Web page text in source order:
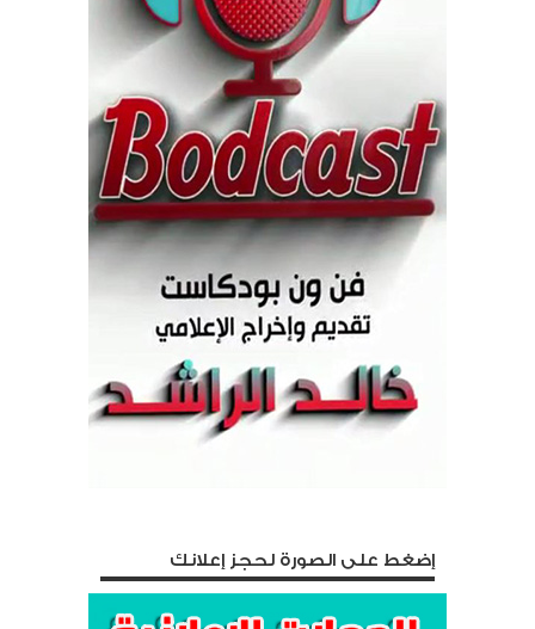
إضغط على الصورة لحجز إعلانك